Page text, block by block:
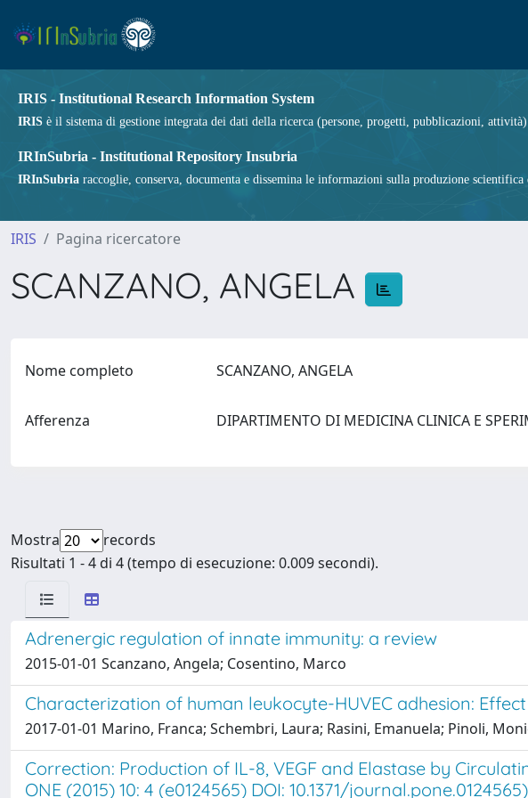
IRIS - Institutional Research Information System
IRIS è il sistema di gestione integrata dei dati della ricerca (persone, progetti, pubblicazioni,
IRInSubria - Institutional Repository Insubria
IRInSubria raccoglie, conserva, documenta e dissemina le informazioni sulla produzione
IRIS Pagina ricercatore
SCANZANO, ANGELA
Nome completo SCANZANO, ANGELA
Afferenza DIPARTIMENTO DI MEDICINA CLINICA E
Mostra
records
Risultati 1 - 4 di 4 (tempo di esecuzione: 0.009 secondi).
Adrenergic regulation of innate immunity: a review
2015-01-01 Scanzano, Angela; Cosentino, Marco
Characterization of human leukocyte-HUVEC adhesion:
2017-01-01 Marino, Franca; Schembri, Laura; Rasini, Emanuela; Pinoli,
Correction: Production of IL-8, VEGF and Elastase by
ONE (2015) 10: 4 (e0124565) DOI: 10.1371/journal.pone.0124565)